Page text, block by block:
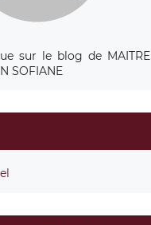
sur le blog de MAITRE
SOFIANE